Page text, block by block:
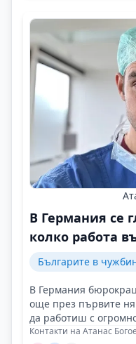
В Германия се
колко работа
Българите в
В Германия
още през първите
да работиш с
Контакти на Атанас